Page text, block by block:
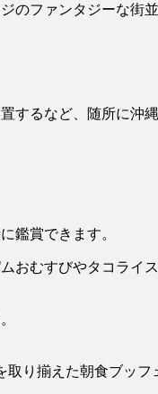
のファンタジーな街
するなど、随所に沖
鑑賞できます。
おむすびやタコライ
り揃えた朝食ブッフ